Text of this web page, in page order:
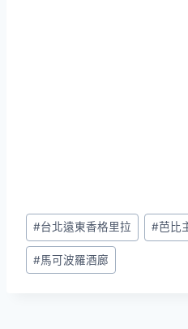
Post
Tags:
#台北遠東香格里拉 #芭比
#馬可波羅酒廊